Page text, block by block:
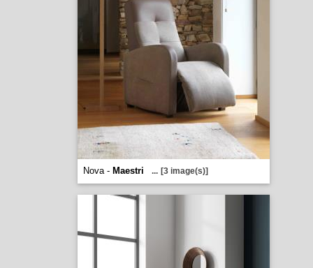
Nova - Maestri ... [3 image(s)]